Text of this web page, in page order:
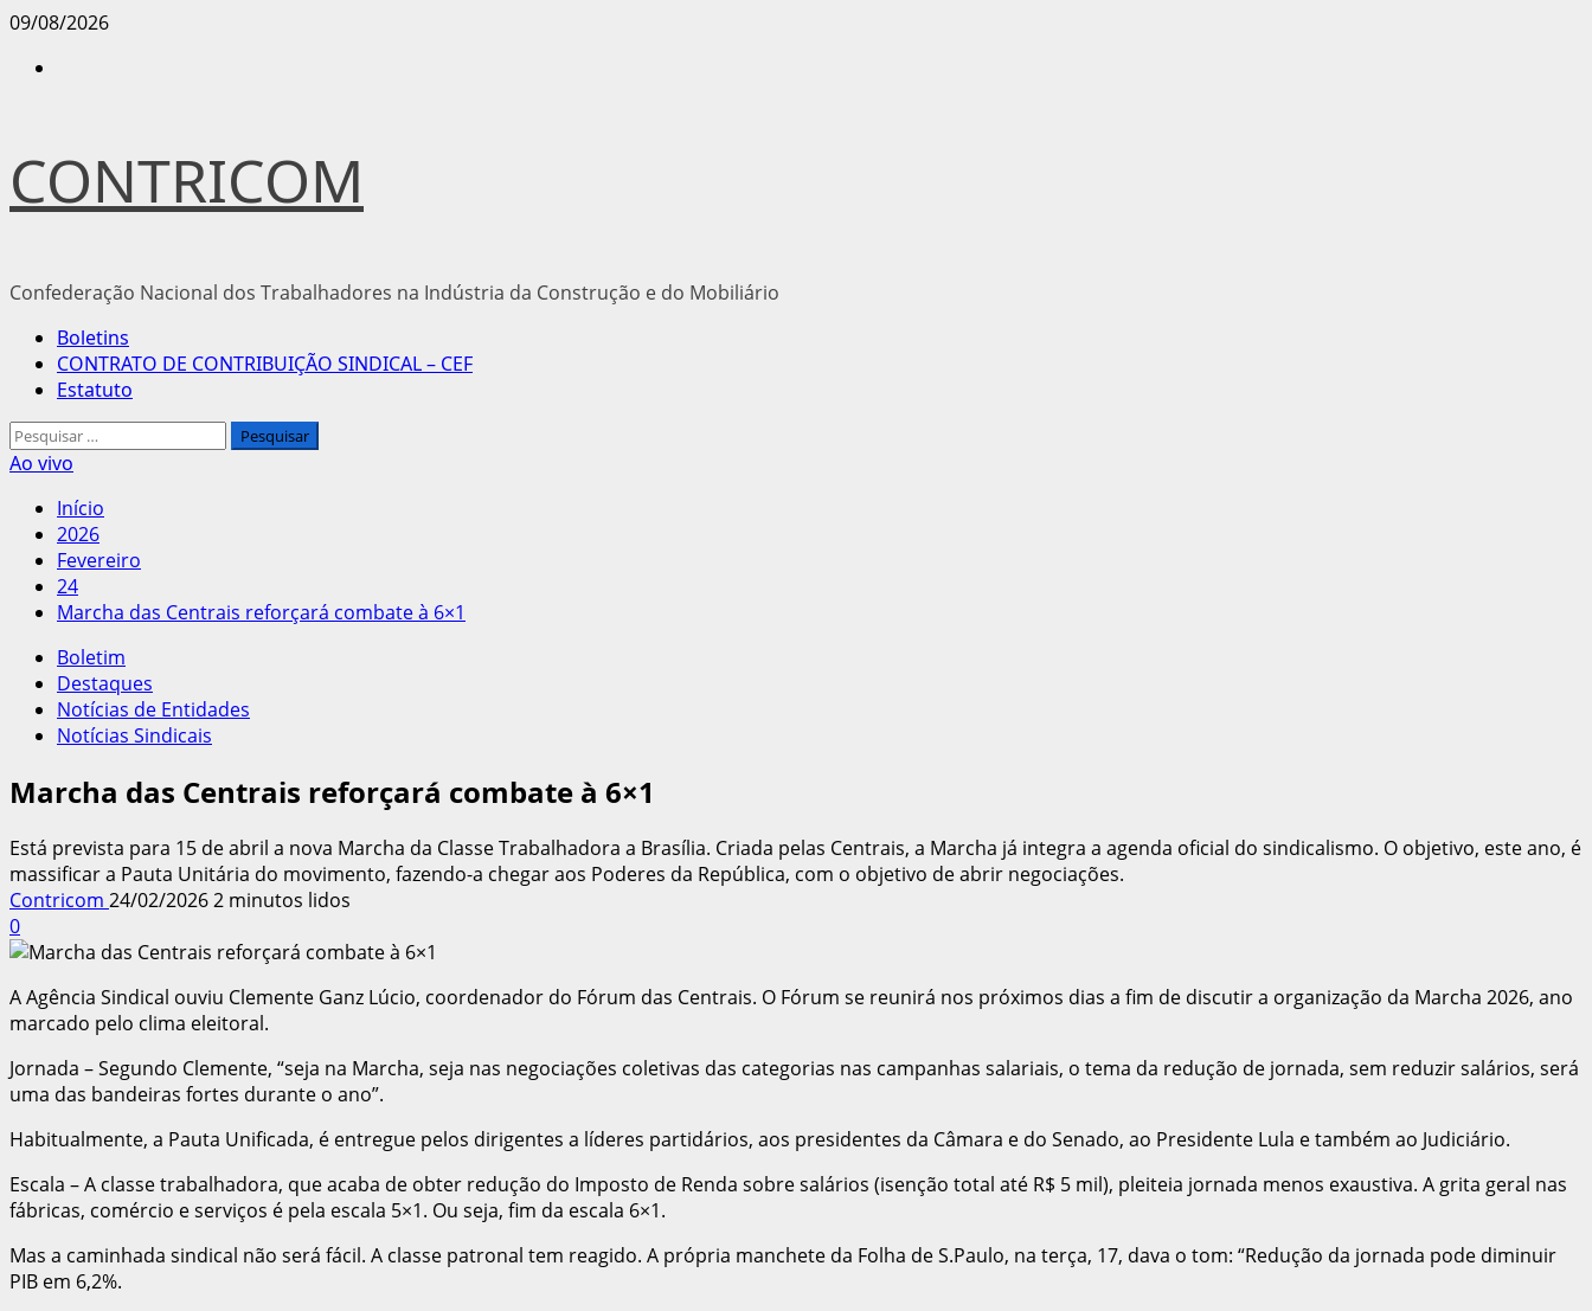
Avançar
09/08/2026
CONTRICOM
Confederação Nacional dos Trabalhadores na Indústria da Construção e do Mobiliário
Menu
principal
Boletins
CONTRATO DE CONTRIBUIÇÃO SINDICAL – CEF
Estatuto
Pesquisar
por:
Ao vivo
Início
2026
Fevereiro
24
Marcha das Centrais reforçará combate à 6×1
Boletim
Destaques
Notícias de Entidades
Notícias Sindicais
Marcha das Centrais reforçará combate à 6×1
Está prevista para 15 de abril a nova Marcha da Classe Trabalhadora a Brasília. Criada pelas Centrais, a Marcha já integra a agenda oficial do sindicalismo. O objetivo, este ano, é
massificar a Pauta Unitária do movimento, fazendo-a chegar aos Poderes da República, com o objetivo de abrir negociações.
Contricom 24/02/20262 minutos lidos
0
A Agência Sindical ouviu Clemente Ganz Lúcio, coordenador do Fórum das Centrais. O Fórum se reunirá nos próximos dias a fim de discutir a organização da Marcha 2026, ano
marcado pelo clima eleitoral.
Jornada – Segundo Clemente, “seja na Marcha, seja nas negociações coletivas das categorias nas campanhas salariais, o tema da redução de jornada, sem reduzir salários, será
uma das bandeiras fortes durante o ano”.
Habitualmente, a Pauta Unificada, é entregue pelos dirigentes a líderes partidários, aos presidentes da Câmara e do Senado, ao Presidente Lula e também ao Judiciário.
Escala – A classe trabalhadora, que acaba de obter redução do Imposto de Renda sobre salários (isenção total até R$ 5 mil), pleiteia jornada menos exaustiva. A grita geral nas
fábricas, comércio e serviços é pela escala 5×1. Ou seja, fim da escala 6×1.
Mas a caminhada sindical não será fácil. A classe patronal tem reagido. A própria manchete da Folha de S.Paulo, na terça, 17, dava o tom: “Redução da jornada pode diminuir
PIB em 6,2%.